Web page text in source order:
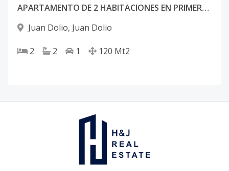
APARTAMENTO DE 2 HABITACIONES EN PRIMERA LÍNEA DE PLAYA, MARBELLA JUAN DOLIO
Juan Dolio, Juan Dolio
2 2 1 120 Mt2